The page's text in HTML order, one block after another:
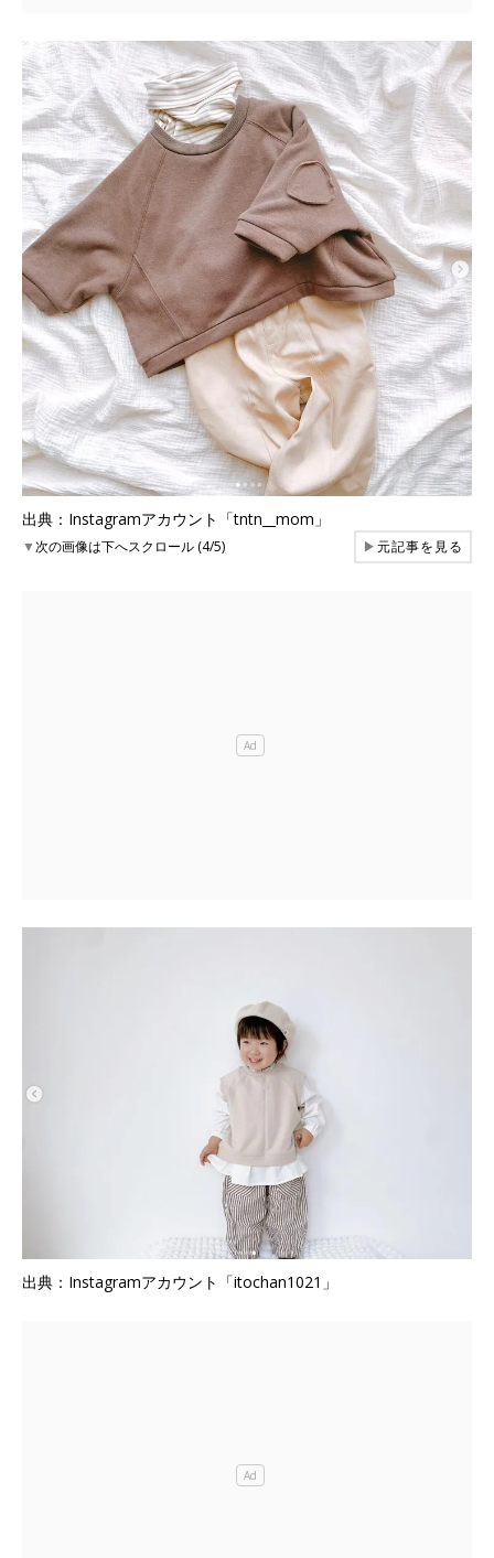
出典：Instagramアカウント「tntn__mom」
▼次の画像は下へスクロール (4/5) ▶元記事を見る
出典：Instagramアカウント「itochan1021」